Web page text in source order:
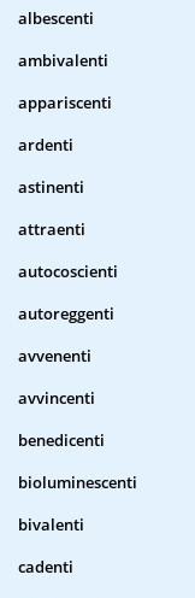
albescenti
ambivalenti
appariscenti
ardenti
astinenti
attraenti
autocoscienti
autoreggenti
avvenenti
avvincenti
benedicenti
bioluminescenti
bivalenti
cadenti